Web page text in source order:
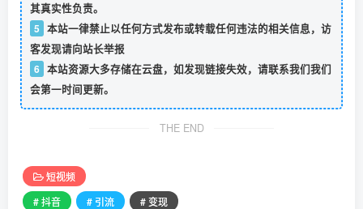
其真实性负责。
5 本站一律禁止以任何方式发布或转载任何违法的相关信息，访
客发现请向站长举报
6 本站资源大多存储在云盘，如发现链接失效，请联系我们我们
会第一时间更新。
THE END
短视频
# 抖音
# 引流 # 变现